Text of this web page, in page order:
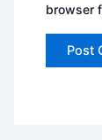
browser